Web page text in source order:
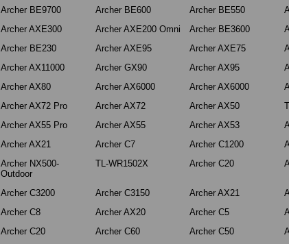
Archer BE9700
Archer BE600 Archer BE550
Archer AXE300
Archer AXE200 Omni Archer BE3600
Archer BE230
Archer AXE95 Archer AXE75
Archer AX11000
Archer GX90 Archer AX95
Archer AX80
Archer AX6000 Archer AX6000
Archer AX72 Pro
Archer AX72 Archer AX50
Archer AX55 Pro
Archer AX55 Archer AX53
Archer AX21
Archer C7 Archer C1200
Archer NX500-
Outdoor
TL-WR1502X Archer C20
Archer C3200 Archer C3150 Archer AX21
Archer C8
Archer AX20 Archer C5
Archer C20
Archer C60 Archer C50